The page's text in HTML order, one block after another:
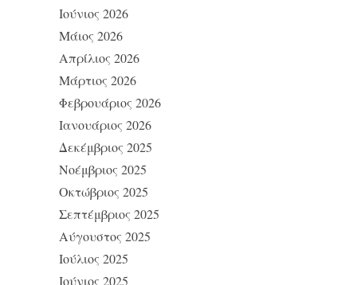
Ιούνιος 2026
Μάιος 2026
Απρίλιος 2026
Μάρτιος 2026
Φεβρουάριος 2026
Ιανουάριος 2026
Δεκέμβριος 2025
Νοέμβριος 2025
Οκτώβριος 2025
Σεπτέμβριος 2025
Αύγουστος 2025
Ιούλιος 2025
Ιούνιος 2025